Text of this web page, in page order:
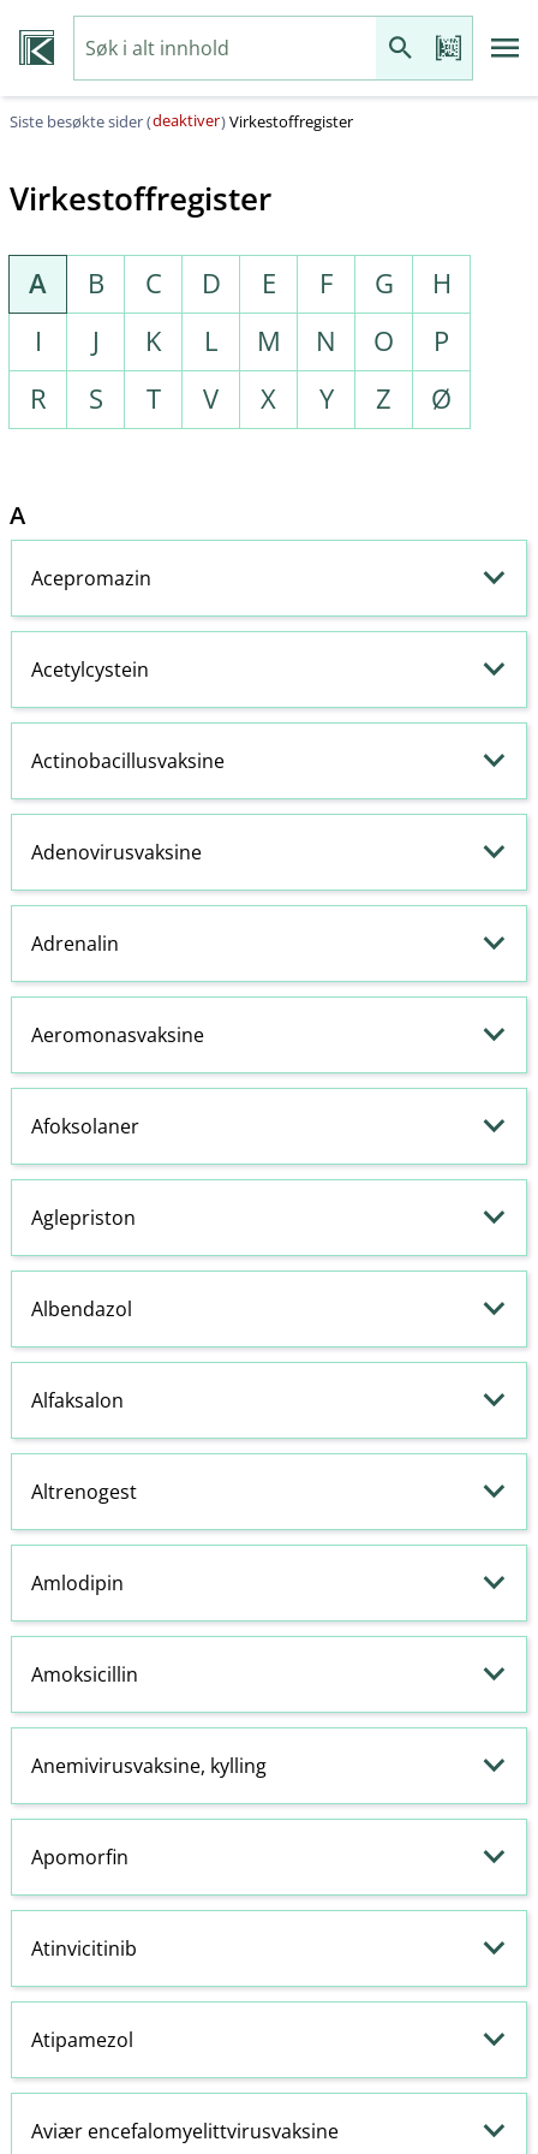
Siste besøkte sider (deaktiver)Virkestoffregister
Virkestoffregister
A B C D E F G
H
I
J K L M N O
P
R
S T V X Y Z Ø
A
Acepromazin
Acetylcystein
Actinobacillusvaksine
Adenovirusvaksine
Adrenalin
Aeromonasvaksine
Afoksolaner
Aglepriston
Albendazol
Alfaksalon
Altrenogest
Amlodipin
Amoksicillin
Anemivirusvaksine, kylling
Apomorfin
Atinvicitinib
Atipamezol
Aviær encefalomyelittvirusvaksine